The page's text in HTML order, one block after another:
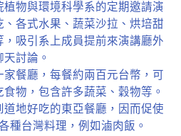
物與環境科學系的定期邀請演
各式水果、蔬菜沙拉、烘培甜
吸引系上成員提前來演講廳外
天討論。
家餐廳，每餐約兩百元台幣，可
物，包含許多蔬菜、穀物等。
道地好吃的東亞餐廳，因而促使
種台灣料理，例如滷肉飯。